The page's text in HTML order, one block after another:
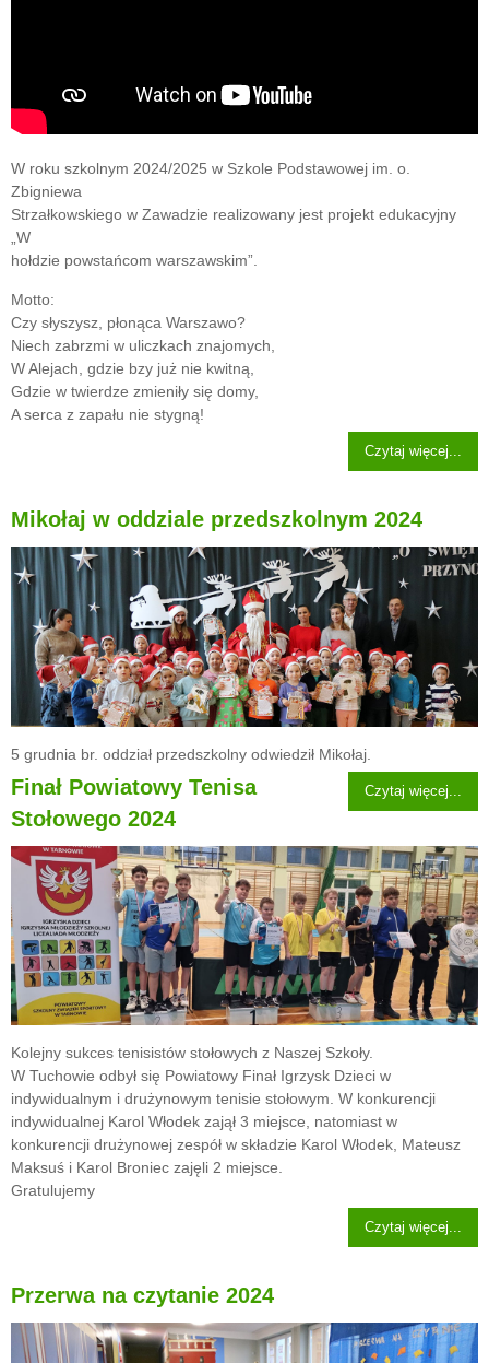
W roku szkolnym 2024/2025 w Szkole Podstawowej im. o.
Zbigniewa
Strzałkowskiego w Zawadzie realizowany jest projekt edukacyjny
„W
hołdzie powstańcom warszawskim”.
Motto:
Czy słyszysz, płonąca Warszawo?
Niech zabrzmi w uliczkach znajomych,
W Alejach, gdzie bzy już nie kwitną,
Gdzie w twierdze zmieniły się domy,
A serca z zapału nie stygną!
Czytaj więcej...
Mikołaj w oddziale przedszkolnym 2024
5 grudnia br. oddział przedszkolny odwiedził Mikołaj.
Czytaj więcej...
Finał Powiatowy Tenisa
Stołowego 2024
Kolejny sukces tenisistów stołowych z Naszej Szkoły.
W Tuchowie odbył się Powiatowy Finał Igrzysk Dzieci w
indywidualnym i drużynowym tenisie stołowym. W konkurencji
indywidualnej Karol Włodek zajął 3 miejsce, natomiast w
konkurencji drużynowej zespół w składzie Karol Włodek, Mateusz
Maksuś i Karol Broniec zajęli 2 miejsce.
Gratulujemy
Czytaj więcej...
Przerwa na czytanie 2024